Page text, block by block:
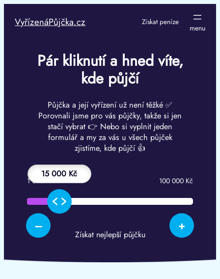
obsah
VyřízenáPůjčka.cz Získat peníze
Pár kliknutí a hned víte,
kde půjčí
Půjčka a její vyřízení už není těžké ✅
Porovnali jsme pro vás půjčky, takže si jen
stačí vybrat 👉 Nebo si vyplnit jeden
formulář a my za vás u všech půjček
zjistíme, kde půjčí 👍
15 000 Kč
– +
1 000 Kč 100 000 Kč
Získat nejlepší půjčku